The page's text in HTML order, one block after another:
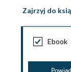
Zajrzyj do
Ebook